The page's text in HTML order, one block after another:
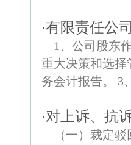
·有限责任公
1、公司股东
重大决策和选择
务会计报告。 3
·对上诉、抗
（一）裁定